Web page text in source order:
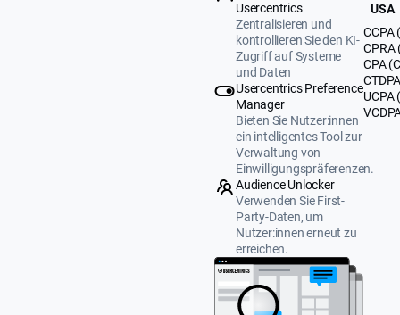
Usercentrics
Zentralisieren und
kontrollieren Sie den KI-
Zugriff auf Systeme
und Daten
Usercentrics Preference
Manager
Bieten Sie Nutzer:innen
ein intelligentes Tool zur
Verwaltung von
Einwilligungspräferenzen.
Audience Unlocker
Verwenden Sie First-
Party-Daten, um
Nutzer:innen erneut zu
erreichen.
USA
CCPA
CPRA
CPA
UCPA